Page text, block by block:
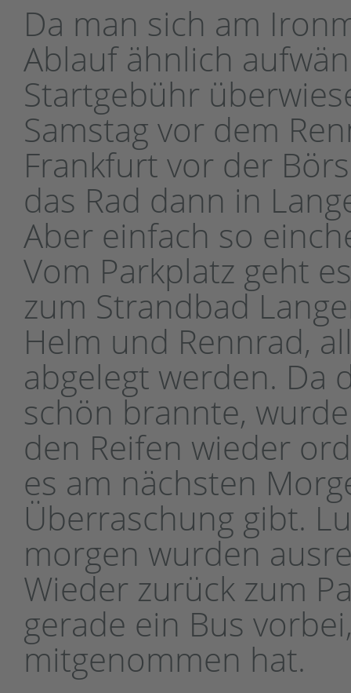
Da man sich am
Ablauf ähnlich
Startgebühr
Samstag vor dem
Frankfurt vor der
das Rad dann in
Aber einfach so
Vom Parkplatz geht
zum Strandbad
Helm und Rennrad,
abgelegt werden. Da
schön brannte,
den Reifen wieder
es am nächsten
Überraschung gibt.
morgen wurden
Wieder zurück zum
gerade ein Bus
mitgenommen hat.